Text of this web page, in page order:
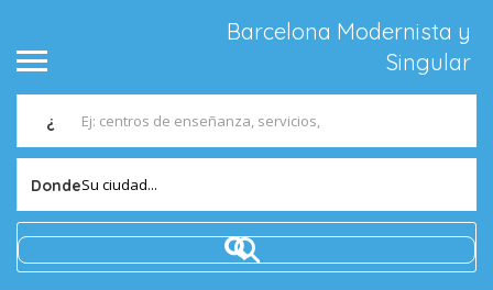
Barcelona Modernista y
Singular
¿
DondeSu ciudad...